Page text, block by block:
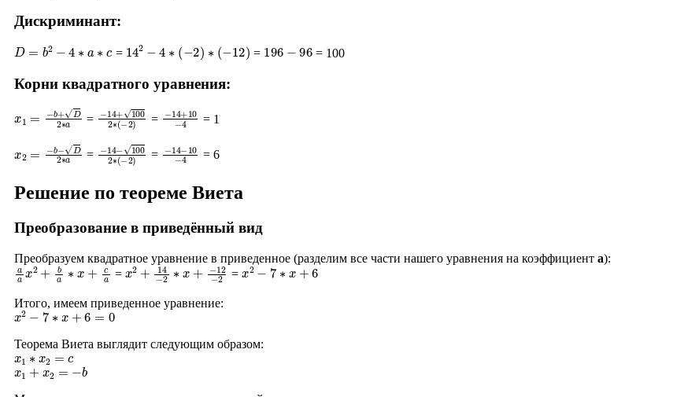
Дискриминант:
D= 2− a = 142 ∗ − )∗ −12) = 196 96 = 100
Корни квадратного уравнения:
b+D2∗ = −14+100 ∗(−2)
= −14+10 4
= 1
b−D2∗ = −14−100 ∗(−2)
= −14−10 4
= 6
Решение по теореме Виета
Преобразование в приведённый вид
Преобразуем квадратное уравнение в приведенное (разделим все части нашего уравнения на коэффициент a):
aax2+ba∗x+ca = x2+14−2∗x+
−12−2 =x2−7∗x+6
Итого, имеем приведенное уравнение:
x2−7∗x+6=0
Теорема Виета выглядит следующим образом:
x1∗x2= c
x1 + x2 =− b